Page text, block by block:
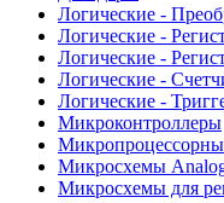
Логические -
Логические -
Логические -
Логические -
Логические -
Микроконтроллеры
Микросхемы
Микросхемы для